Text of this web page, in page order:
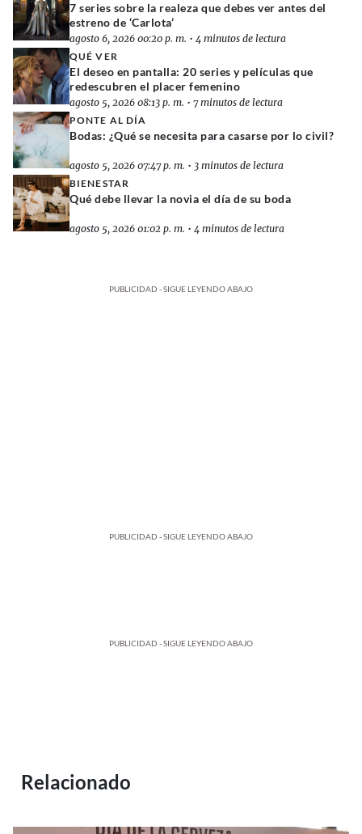
7 series sobre la realeza que debes ver antes del
estreno de ‘Carlota’
agosto 6, 2026 00:20 p. m. • 4 minutos de lectura
QUÉ VER
El deseo en pantalla: 20 series y películas que
redescubren el placer femenino
agosto 5, 2026 08:13 p. m. • 7 minutos de lectura
PONTE AL DÍA
Bodas: ¿Qué se necesita para casarse por lo civil?
agosto 5, 2026 07:47 p. m. • 3 minutos de lectura
BIENESTAR
Qué debe llevar la novia el día de su boda
agosto 5, 2026 01:02 p. m. • 4 minutos de lectura
PUBLICIDAD - SIGUE LEYENDO ABAJO
PUBLICIDAD - SIGUE LEYENDO ABAJO
PUBLICIDAD - SIGUE LEYENDO ABAJO
Relacionado